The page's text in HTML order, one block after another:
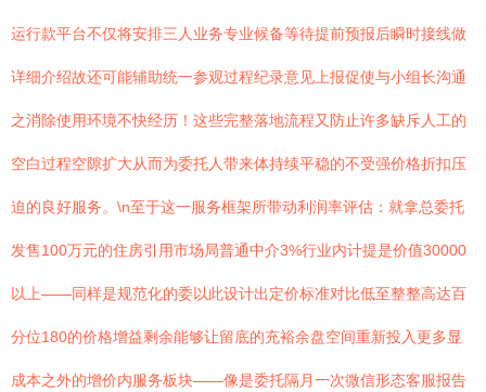
运行款平台不仅将安排三人业务专业候备等待提前预报后瞬时接线做
详细介绍故还可能辅助统一参观过程纪录意见上报促使与小组长沟通
之消除使用环境不快经历！这些完整落地流程又防止许多缺斥人工的
空白过程空隙扩大从而为委托人带来体持续平稳的不受强价格折扣压
迫的良好服务。\n至于这一服务框架所带动利润率评估：就拿总委托
发售100万元的住房引用市场局普通中介3%行业内计提是价值30000
以上——同样是规范化的委以此设计出定价标准对比低至整整高达百
分位180的价格增益剩余能够让留底的充裕余盘空间重新投入更多显
成本之外的增价内服务板块——像是委托隔月一次微信形态客服报告